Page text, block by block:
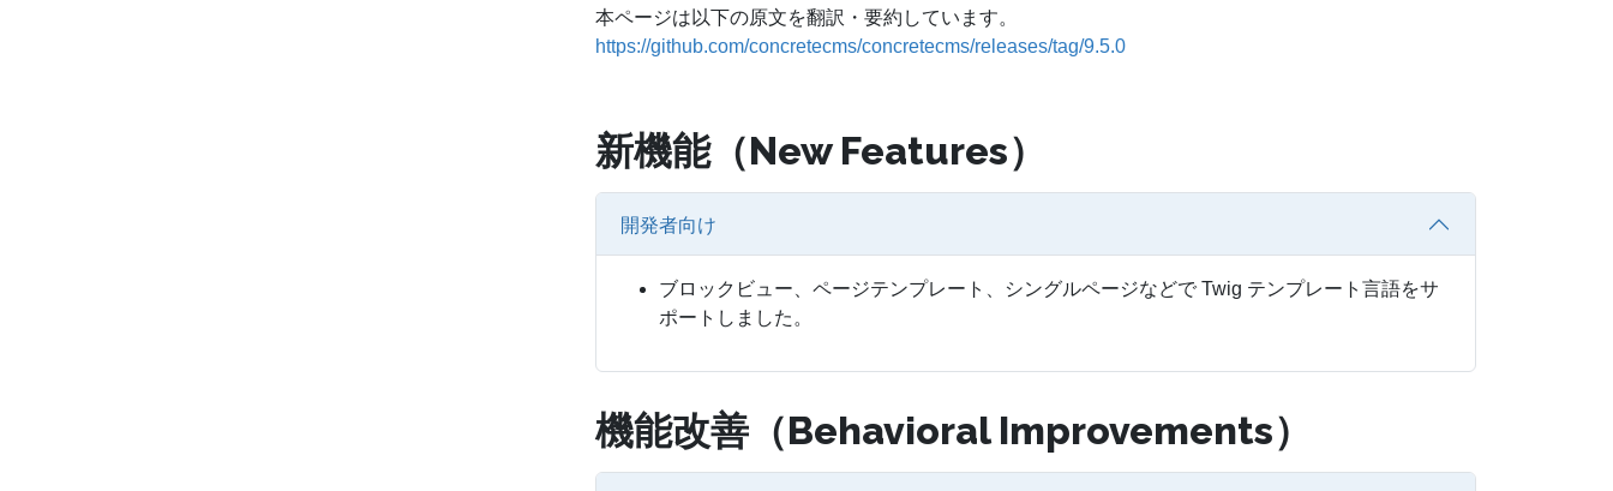
本ページは以下の原文を翻訳・要約しています。
https://github.com/concretecms/concretecms/releases/tag/9.5.0
新機能（New Features）
開発者向け
ブロックビュー、ページテンプレート、シングルページなどで Twig テンプレート言語をサ
ポートしました。
機能改善（Behavioral Improvements）